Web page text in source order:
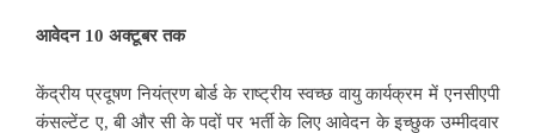
आवेदन 10 अक्टूबर तक
केंद्रीय प्रदूषण नियंत्रण बोर्ड के राष्ट्रीय स्वच्छ वायु कार्यक्रम में एनसीएपी
कंसल्टेंट ए, बी और सी के पदों पर भर्ती के लिए आवेदन के इच्छुक उम्मीदवार